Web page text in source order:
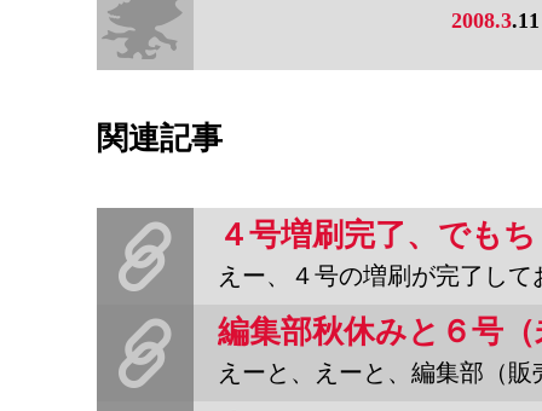
2008.3.11
関連記事
えー、４号の増刷が完了しております。やっとすべての印刷が完了
えーと、えーと、編集部（販売係）は秋休みのため、今日２３日〜２